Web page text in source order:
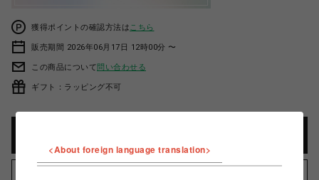
獲得ポイントの確認方法は こちら
販売期間 2026年06月17日 12時00分 〜
この商品について問い合わせる
ギフト：ラッピング不可
<About foreign language translation>